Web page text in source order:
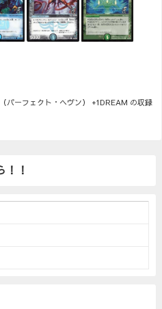
パーフェクト・ヘヴン） +1DREAM の収録
！！